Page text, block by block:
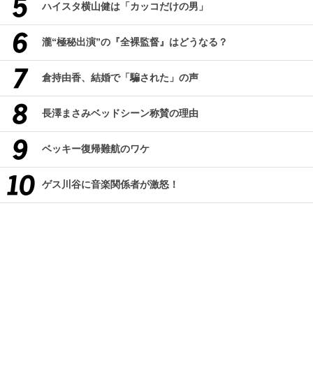
ハイスタ横山健は「カッコだけの男」
瀧“極秘出演”の『全裸監督』はどうなる？
倉持由香、結婚で「騙された」の声
長澤まさみベッドシーン称賛の理由
ベッキー復帰難航のワケ
ゲス川谷に音楽関係者が激怒！